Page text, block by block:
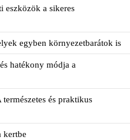
eszközök a sikeres
egyben környezetbarátok is
hatékony módja a
és praktikus
kertbe